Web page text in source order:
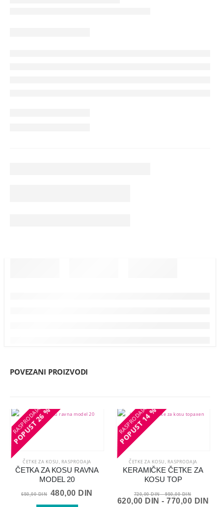
POVEZANI PROIZVODI
POPUST
26 %
POPUST
26 %
ČETKE ZA KOSU, RASPRODAJA
ČETKA ZA KOSU RAVNA
MODEL 20
650,00DIN
Originalna
480,00 DIN
POPUST
14 %
POPUST
14 %
ČETKE ZA KOSU, RASPRODAJA
KERAMIČKE ČETKE ZA
KOSU TOP
720,00DIN-950,00DIN
620,00 DIN -770,00 DIN